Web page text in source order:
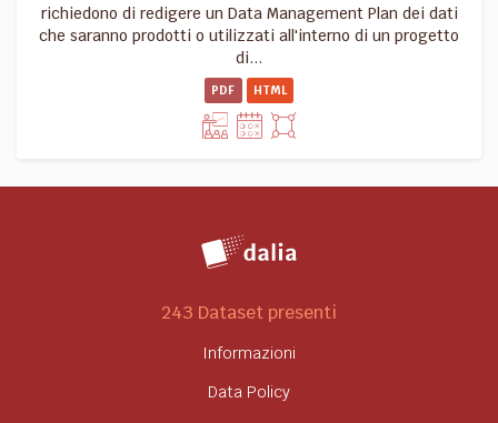
richiedono di redigere un Data Management Plan dei dati
che saranno prodotti o utilizzati all'interno di un progetto
di...
PDF HTML
243 Dataset presenti
Informazioni
Data Policy